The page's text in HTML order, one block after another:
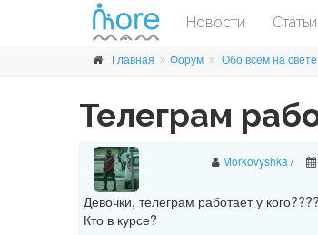
Новости Статьи
Главная Форум Обо всем на свете
Телеграм
Morkovyshka /
Девочки, телеграм работает у
Кто в курсе?